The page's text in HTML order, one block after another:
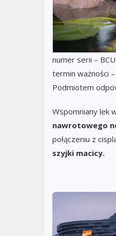
numer serii –
termin ważności
Podmiotem
Wspomniany lek
nawrotowego
połączeniu z
szyjki macicy.